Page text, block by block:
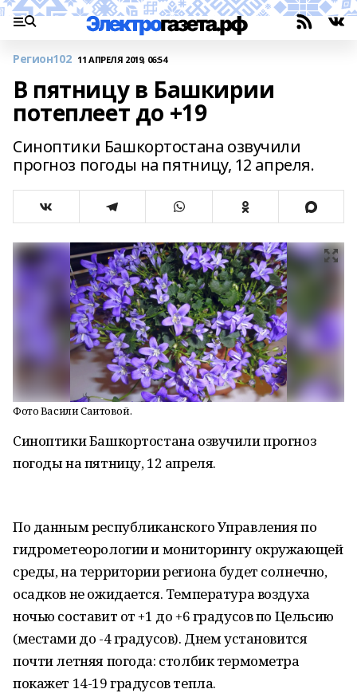
Регион102 11 АПРЕЛЯ 2019, 06:54
В пятницу в Башкирии
потеплеет до +19
Синоптики Башкортостана озвучили
прогноз погоды на пятницу, 12 апреля.
Фото Васили Саитовой.
Синоптики Башкортостана озвучили прогноз
погоды на пятницу, 12 апреля.
По данным республиканского Управления по
гидрометеорологии и мониторингу окружающей
среды, на территории региона будет солнечно,
осадков не ожидается. Температура воздуха
ночью составит от +1 до +6 градусов по Цельсию
(местами до -4 градусов). Днем установится
почти летняя погода: столбик термометра
покажет 14-19 градусов тепла.